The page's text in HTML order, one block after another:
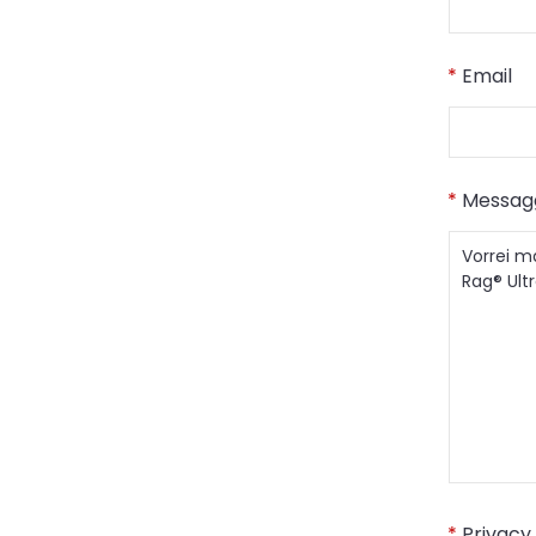
* Email
*